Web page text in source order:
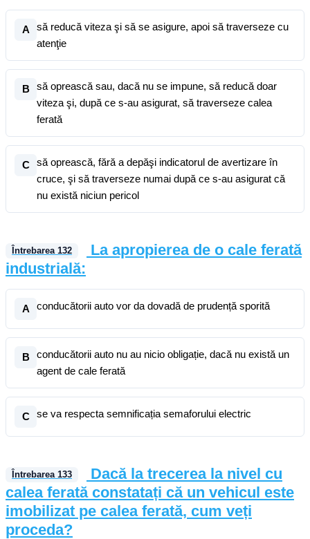
A
să reducă viteza şi să se asigure, apoi să traverseze cu
atenţie
B
să oprească sau, dacă nu se impune, să reducă doar
viteza şi, după ce s-au asigurat, să traverseze calea
ferată
C
să oprească, fără a depăşi indicatorul de avertizare în
cruce, şi să traverseze numai după ce s-au asigurat că
nu există niciun pericol
Întrebarea 132
La apropierea de o cale ferată
industrială:
A conducătorii auto vor da dovadă de prudență sporită
B
conducătorii auto nu au nicio obligație, dacă nu există un
agent de cale ferată
C se va respecta semnificația semaforului electric
Întrebarea 133
Dacă la trecerea la nivel cu
calea ferată constatați că un vehicul este
imobilizat pe calea ferată, cum veți
proceda?